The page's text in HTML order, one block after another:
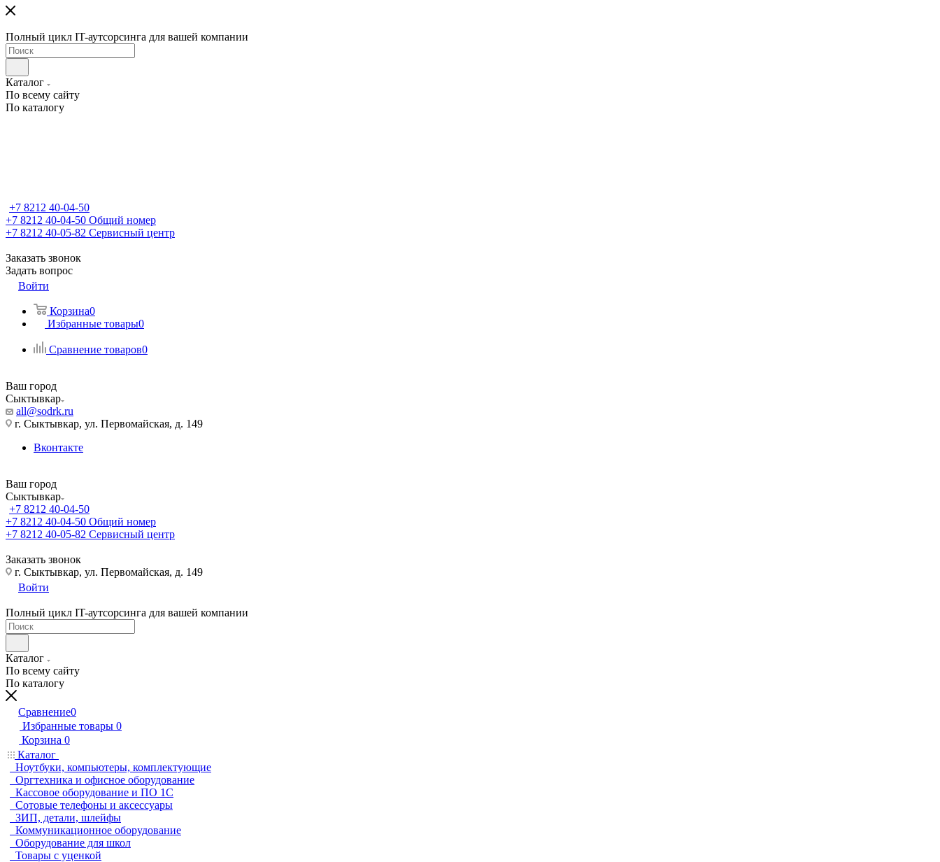
Полный цикл IT-аутсорсинга для вашей компании
Каталог
По всему сайту
По каталогу
+7 8212 40-04-50
+7 8212 40-04-50 Общий номер
+7 8212 40-05-82 Сервисный центр
Заказать звонок
Задать вопрос
Войти
Корзина0
Избранные товары0
Сравнение товаров0
Ваш город
Сыктывкар
all@sodrk.ru
г. Сыктывкар, ул. Первомайская, д. 149
Вконтакте
Ваш город
Сыктывкар
+7 8212 40-04-50
+7 8212 40-04-50 Общий номер
+7 8212 40-05-82 Сервисный центр
Заказать звонок
г. Сыктывкар, ул. Первомайская, д. 149
Войти
Полный цикл IT-аутсорсинга для вашей компании
Каталог
По всему сайту
По каталогу
Сравнение0
Избранные товары 0
Корзина 0
Каталог
Ноутбуки, компьютеры, комплектующие
Оргтехника и офисное оборудование
Кассовое оборудование и ПО 1С
Сотовые телефоны и аксессуары
ЗИП, детали, шлейфы
Коммуникационное оборудование
Оборудование для школ
Товары с уценкой